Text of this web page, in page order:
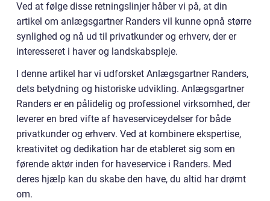
Ved at følge disse retningslinjer håber vi på, at din
artikel om anlægsgartner Randers vil kunne opnå større
synlighed og nå ud til privatkunder og erhverv, der er
interesseret i haver og landskabspleje.
I denne artikel har vi udforsket Anlægsgartner Randers,
dets betydning og historiske udvikling. Anlægsgartner
Randers er en pålidelig og professionel virksomhed, der
leverer en bred vifte af haveserviceydelser for både
privatkunder og erhverv. Ved at kombinere ekspertise,
kreativitet og dedikation har de etableret sig som en
førende aktør inden for haveservice i Randers. Med
deres hjælp kan du skabe den have, du altid har drømt
om.